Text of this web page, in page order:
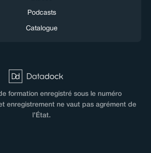
Podcasts
Catalogue
formation enregistré sous le numéro
enregistrement ne vaut pas agrément de
l’État.